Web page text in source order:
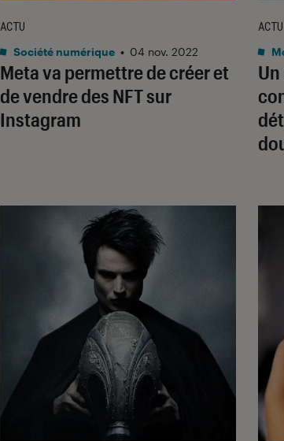
Meta va permettre de créer et
de vendre des NFT sur
Instagram
ACTU
Société numérique • 04 nov. 2022
ACTU